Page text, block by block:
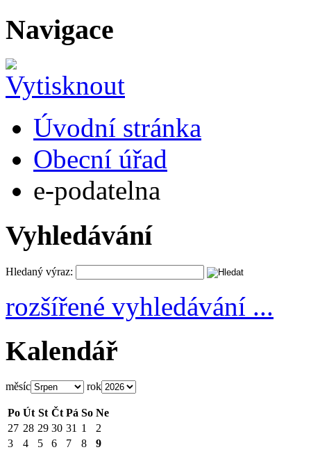
Navigace
Úvodní stránka
Obecní úřad
e-podatelna
Vyhledávání
Hledaný výraz:
rozšířené vyhledávání ...
Kalendář
měsíc rok
Po Út St Čt Pá So Ne
27 28 29 30 31 1
2
3
4 5 6 7 8
9